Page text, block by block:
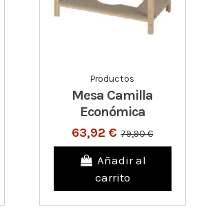
Productos
Mesa Camilla
Económica
63,92 €79,90 €
Añadir al
carrito